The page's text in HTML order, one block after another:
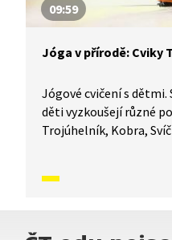
09:59
Jóga v přírodě: Cviky
Jógové cvičení s
děti vyzkoušejí různé
Trojúhelník, Kobra,